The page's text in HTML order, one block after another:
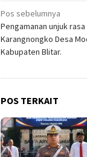
Navigasi
pos
Pos sebelumnya
Pengamanan unjuk
Karangnongko Desa
Kabupaten Blitar.
POS TERKAIT